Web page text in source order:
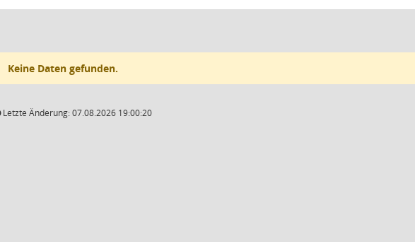
Keine Daten gefunden.
Letzte Änderung: 07.08.2026 19:00:20